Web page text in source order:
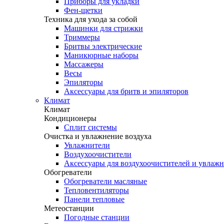
Фен-щетки
Техника для ухода за собой
Машинки для стрижки
Триммеры
Бритвы электрические
Маникюрные наборы
Массажеры
Весы
Эпиляторы
Аксессуары для бритв и эпиляторов
Климат
Климат
Кондиционеры
Сплит системы
Очистка и увлажнение воздуха
Увлажнители
Воздухоочистители
Аксессуары для воздухоочистителей и
Обогреватели
Обогреватели масляные
Тепловентиляторы
Панели тепловые
Метеостанции
Погодные станции